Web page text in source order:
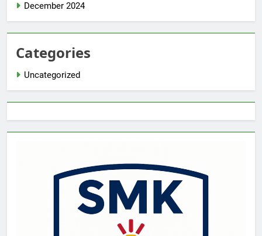
December 2024
Categories
Uncategorized